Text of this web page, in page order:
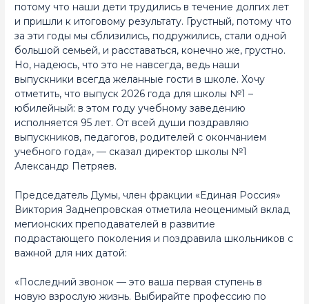
потому что наши дети трудились в течение долгих лет
и пришли к итоговому результату. Грустный, потому что
за эти годы мы сблизились, подружились, стали одной
большой семьей, и расставаться, конечно же, грустно.
Но, надеюсь, что это не навсегда, ведь наши
выпускники всегда желанные гости в школе. Хочу
отметить, что выпуск 2026 года для школы №1 –
юбилейный: в этом году учебному заведению
исполняется 95 лет. От всей души поздравляю
выпускников, педагогов, родителей с окончанием
учебного года», — сказал директор школы №1
Александр Петряев.
Председатель Думы, член фракции «Единая Россия»
Виктория Заднепровская отметила неоценимый вклад
мегионских преподавателей в развитие
подрастающего поколения и поздравила школьников с
важной для них датой:
«Последний звонок — это ваша первая ступень в
новую взрослую жизнь. Выбирайте профессию по